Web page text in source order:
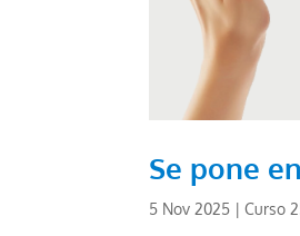
Se pone
5 Nov 2025 |Curso